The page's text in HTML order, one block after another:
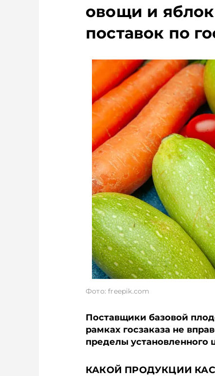
овощи и
поставок по
Фото: freepik.com
Поставщики базовой
рамках госзаказа не
пределы установленного
КАКОЙ ПРОДУКЦИИ